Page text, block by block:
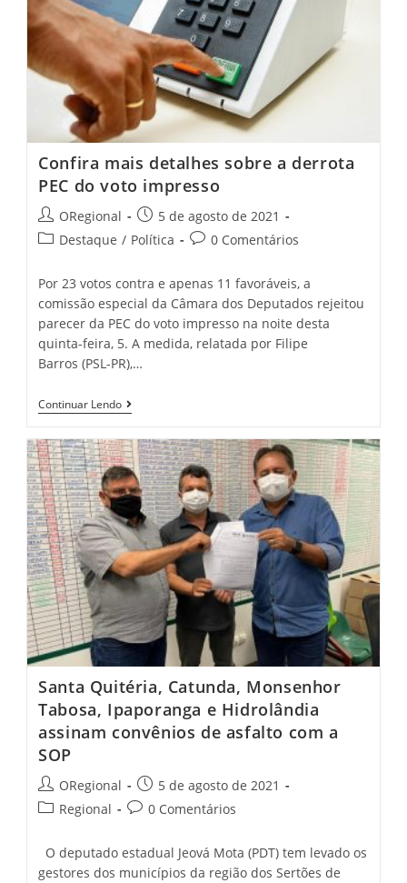
A
Privatização
Dos
Correios
Confira mais detalhes sobre a derrota
PEC do voto impresso
Post
author:
ORegional
Post
published:
5 de agosto de 2021
PostDestaque / Política
Post0 Comentários
Por 23 votos contra e apenas 11 favoráveis, a
comissão especial da Câmara dos Deputados rejeitou
parecer da PEC do voto impresso na noite desta
quinta-feira, 5. A medida, relatada por Filipe
Barros (PSL-PR),…
Continuar LendoConfira
Mais
Sobre
A
Derrota
PEC
Do
Voto
Impresso
Santa Quitéria, Catunda, Monsenhor
Tabosa, Ipaporanga e Hidrolândia
assinam convênios de asfalto com a
SOP
Post
author:
ORegional
Post
published:
5 de agosto de 2021
PostRegional
Post0 Comentários
O deputado estadual Jeová Mota (PDT) tem levado os
gestores dos municípios da região dos Sertões de